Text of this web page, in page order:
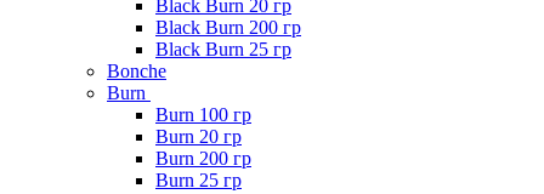
Black Burn 20 гр
Black Burn 200 гр
Black Burn 25 гр
Bonche
Burn
Burn 100 гр
Burn 20 гр
Burn 200 гр
Burn 25 гр